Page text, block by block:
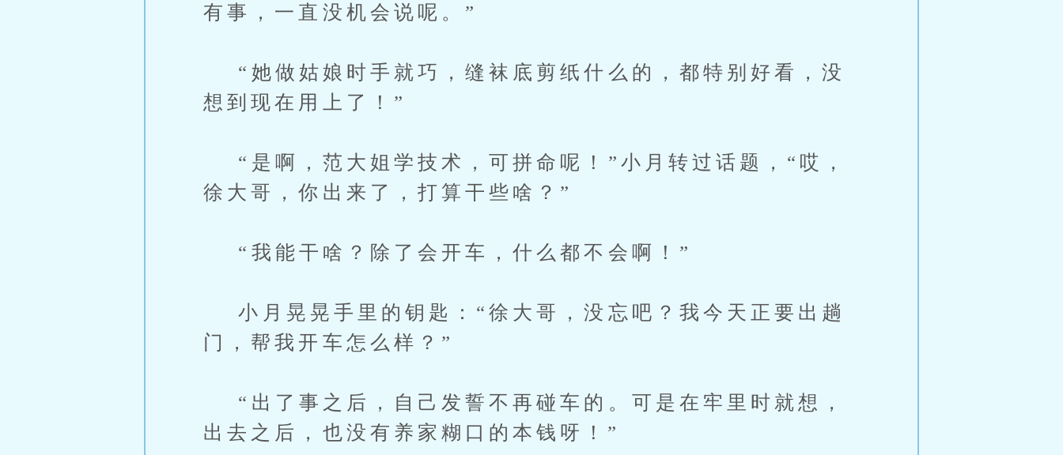
有事，一直没机会说呢。”
“她做姑娘时手就巧，缝袜底剪纸什么的，都特别好看，没
想到现在用上了！”
“是啊，范大姐学技术，可拼命呢！”小月转过话题，“哎，
徐大哥，你出来了，打算干些啥？”
“我能干啥？除了会开车，什么都不会啊！”
小月晃晃手里的钥匙：“徐大哥，没忘吧？我今天正要出趟
门，帮我开车怎么样？”
“出了事之后，自己发誓不再碰车的。可是在牢里时就想，
出去之后，也没有养家糊口的本钱呀！”